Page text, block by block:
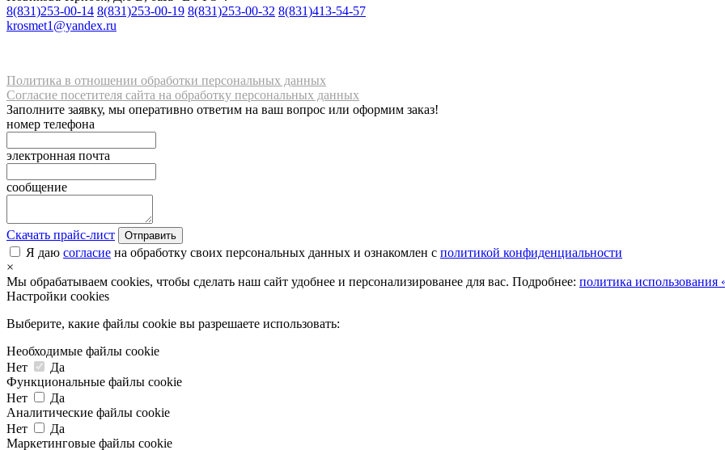
8(831)253-00-14 8(831)253-00-19 8(831)253-00-32 8(831)413-54-57
krosmet1@yandex.ru
Политика в отношении обработки персональных данных
Согласие посетителя сайта на обработку персональных данных
Заполните заявку, мы оперативно ответим на ваш вопрос или оформим заказ!
номер телефона
электронная почта
сообщение
Скачать прайс-лист Отправить
Я даю согласие на обработку своих персональных данных и ознакомлен с политикой конфиденциальности
×
Мы обрабатываем cookies, чтобы сделать наш сайт удобнее и персонализированее для вас. Подробнее: политика использования
Настройки cookies
Выберите, какие файлы cookie вы разрешаете использовать:
Необходимые файлы cookie
Нет
Да
Функциональные файлы cookie
Нет
Да
Аналитические файлы cookie
Нет
Да
Маркетинговые файлы cookie